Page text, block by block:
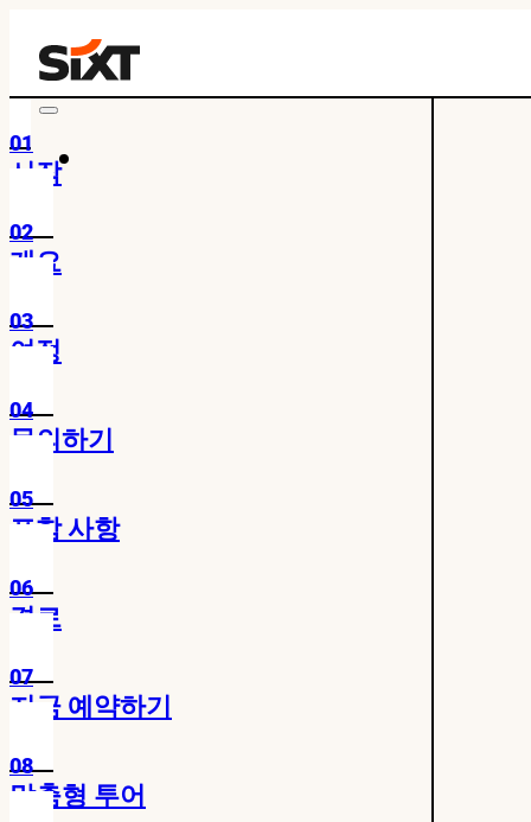
01
시작
02
개요
03
여정
04
문의하기
05
포함 사항
06
경로
07
지금 예약하기
08
맞춤형 투어